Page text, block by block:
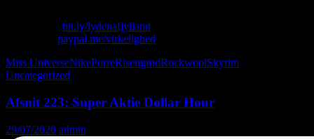
bit.ly/lydenafjylland
paypal.me/virkelighed
Miss UniverseNikePorreRisengrødRockwoolSkyrim
Uncategorized
Afsnit 223: Super Aktie Dollar Hour
29/07/2020 admin